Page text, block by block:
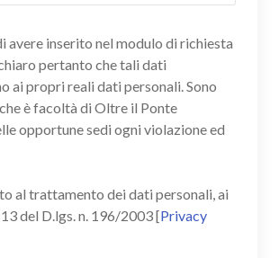
avere inserito nel modulo di richiesta
pertanto che tali dati
ai propri reali dati personali. Sono
è facoltà di Oltre il Ponte
opportune sedi ogni violazione ed
al trattamento dei dati personali, ai
del D.lgs. n. 196/2003 [Privacy